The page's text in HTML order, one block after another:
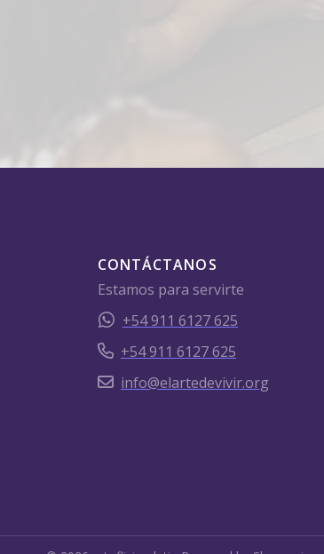
CONTÁCTANOS
Estamos para servirte
+54 911 6127 625
+54 911 6127 625
info@elartedevivir.org